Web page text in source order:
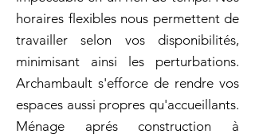
horaires flexibles nous permettent de
travailler selon vos disponibilités,
minimisant ainsi les perturbations.
Archambault s'efforce de rendre vos
espaces aussi propres qu'accueillants.
Ménage aprés construction à